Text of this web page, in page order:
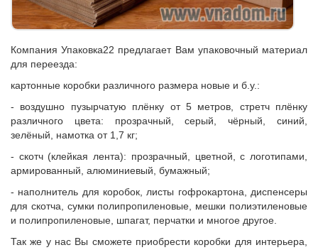
Компания Упаковка22 предлагает Вам упаковочный материал
для переезда:
картонные коробки различного размера новые и б.у.:
- воздушно пузырчатую плёнку от 5 метров, стретч плёнку
различного цвета: прозрачный, серый, чёрный, синий,
зелёный, намотка от 1,7 кг;
- скотч (клейкая лента): прозрачный, цветной, с логотипами,
армированный, алюминиевый, бумажный;
- наполнитель для коробок, листы гофрокартона, диспенсеры
для скотча, сумки полипропиленовые, мешки полиэтиленовые
и полипропиленовые, шпагат, перчатки и многое другое.
Так же у нас Вы сможете приобрести коробки для интерьера,